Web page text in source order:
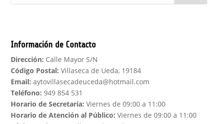
Información de Contacto
Dirección: Calle Mayor S/N
Código Postal: Villaseca de Ueda, 19184
Email: aytovillasecadeuceda@hotmail.com
Teléfono: 949 854 531
Horario de Secretaría: Viernes de 09:00 a 11:00
Horario de Atención al Público: Viernes de 09:00 a 11:00